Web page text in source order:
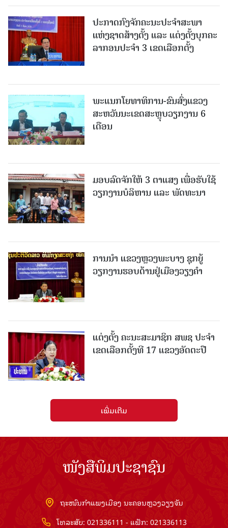
ປະກາດກົງຈັກຄະນະປະຈໍາສະພາ
ແຫ່ງຊາດສ້າງຕັ້ງ ແລະ ແຕ່ງຕັ້ງບຸກຄະ
ລາກອນປະຈໍາ 3 ເຂດເລືອກຕັ້ງ
ພະແນກໂຍທາທິການ-ຂົນສົ່ງແຂວງ
ສະຫວັນນະເຂດສະຫຼຸບວຽກງານ 6
ເດືອນ
ມອບລົດຈັກໃຫ້ 3 ຕາແສງ ເພື່ອຮັບໃຊ້
ວຽກງານບໍລິຫານ ແລະ ພັດທະນາ
ການນຳ ແຂວງຫຼວງພະບາງ ຊຸກຍູ້
ວຽກງານຮອບດ້ານຢູ່ເມືອງວຽງຄໍາ
ແຕ່ງຕັ້ງ ຄະນະສະມາຊິກ ສພຊ ປະຈຳ
ເຂດເລືອກຕັ້ງທີ 17 ແຂວງອັດຕະປື
ເພີ່ມເຕີມ
ໜັງສືພິມປະຊາຊົນ
ຖະໜົນກຳແພງເມືອງ ນະຄອນຫຼວງວຽງຈັນ
ໂທລະສັບ: 021336111 - ແຟັກ: 021336113